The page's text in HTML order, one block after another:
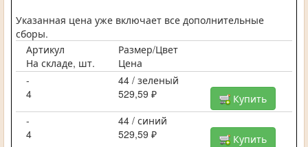
Указанная цена уже включает все дополнительные
сборы.
Артикул
Размер/Цвет
На складе, шт.
Цена
-
44 / зеленый
4
529,59 ₽
Купить
-
44 / синий
4
529,59 ₽
Купить